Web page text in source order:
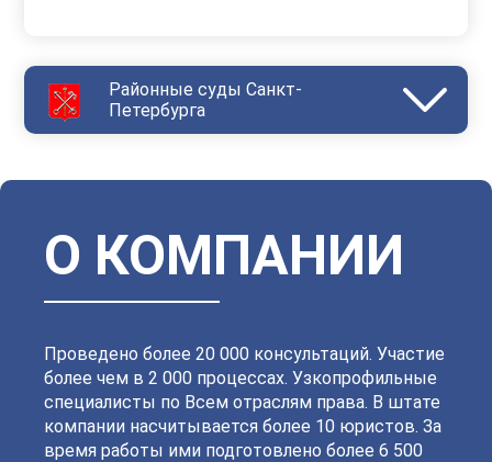
Районные суды Санкт-
Петербурга
Московский
Невский Октябрьский
Петроградский
Петродворцовый
Приморский Пушкинский
Сестрорецкий
Смольнинский
О КОМПАНИИ
Проведено более 20 000 консультаций. Участие
более чем в 2 000 процессах. Узкопрофильные
специалисты по Всем отраслям права. В штате
компании насчитывается более 10 юристов. За
время работы ими подготовлено более 6 500